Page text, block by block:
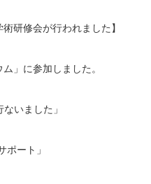
研修会が行われました】
」に参加しました。
いました」
ート」